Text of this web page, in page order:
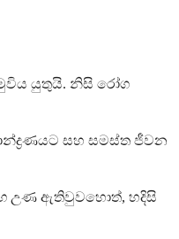
යුතුයි. නිසි රෝග
සහ සමස්ත ජීවන
උණ ඇතිවුවහොත්, හදිසි